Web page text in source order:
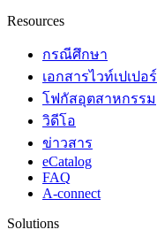
Resources
กรณีศึกษา
เอกสารไวท์เปเปอร์
โฟกัสอุตสาหกรรม
วิดีโอ
ข่าวสาร
eCatalog
FAQ
A-connect
Solutions